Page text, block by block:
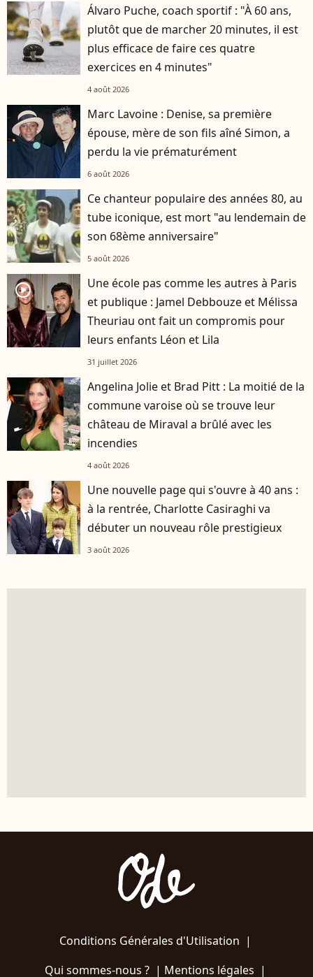
Álvaro Puche, coach sportif : "À 60 ans,
plutôt que de marcher 20 minutes, il est
plus efficace de faire ces quatre
exercices en 4 minutes"
4 août 2026
Marc Lavoine : Denise, sa première
épouse, mère de son fils aîné Simon, a
perdu la vie prématurément
6 août 2026
Ce chanteur populaire des années 80, au
tube iconique, est mort "au lendemain de
son 68ème anniversaire"
5 août 2026
player2
Une école pas comme les autres à Paris
et publique : Jamel Debbouze et Mélissa
Theuriau ont fait un compromis pour
leurs enfants Léon et Lila
31 juillet 2026
Angelina Jolie et Brad Pitt : La moitié de la
commune varoise où se trouve leur
château de Miraval a brûlé avec les
incendies
4 août 2026
Une nouvelle page qui s'ouvre à 40 ans :
à la rentrée, Charlotte Casiraghi va
débuter un nouveau rôle prestigieux
3 août 2026
Conditions Générales d'Utilisation |
Qui sommes-nous ?| Mentions légales |